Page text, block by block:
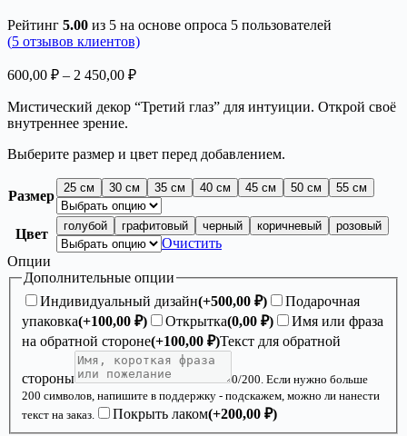
Рейтинг 5.00 из 5 на основе опроса 5 пользователей
(5 отзывов клиентов)
600,00 ₽ – 2 450,00 ₽Диапазон
600,00 ₽
450,00 ₽
Мистический декор “Третий глаз” для интуиции. Открой своё
внутреннее зрение.
Выберите размер и цвет перед добавлением.
Размер
25 см 30 см 35 см 40 см 45 см 50 см 55 см
Цвет
голубой графитовый черный коричневый розовый
Очистить
Опции
Дополнительные опции
Индивидуальный дизайн(+500,00 ₽)
Подарочная
упаковка(+100,00 ₽) Открытка(0,00 ₽)
Имя или фраза
на обратной стороне(+100,00 ₽)Текст для обратной
стороны 0/200. Если нужно больше
200 символов, напишите в поддержку - подскажем, можно ли нанести
текст на заказ.
Покрыть лаком(+200,00 ₽)